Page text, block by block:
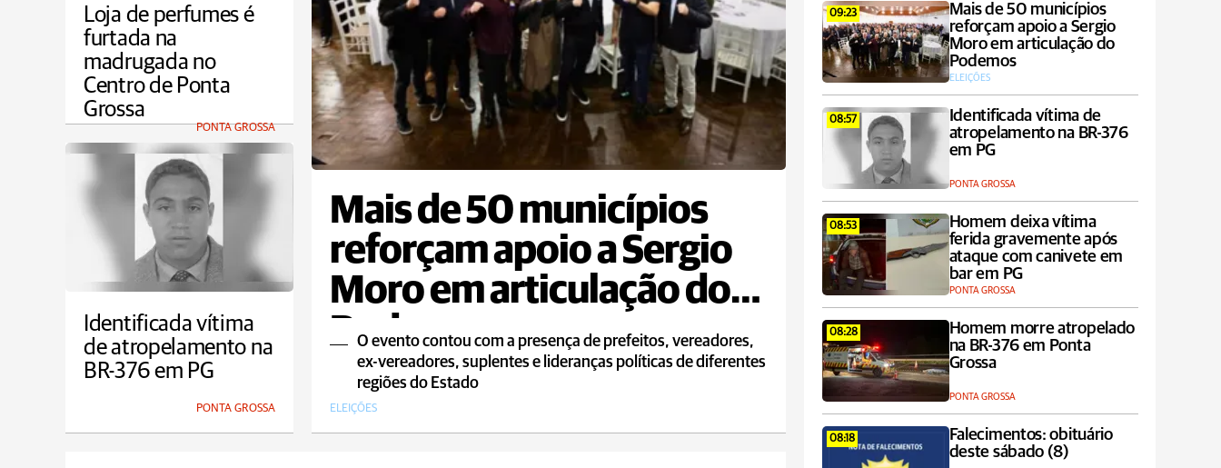
Loja de perfumes é
furtada na
madrugada no
Centro de Ponta
Grossa
PONTA GROSSA
Mais de 50 municípios
reforçam apoio a Sergio
Moro em articulação do
Podemos
O evento contou com a presença de prefeitos, vereadores,
ex-vereadores, suplentes e lideranças políticas de diferentes
regiões do Estado
ELEIÇÕES
09:23
Mais de 50 municípios
reforçam apoio a Sergio
Moro em articulação do
Podemos
ELEIÇÕES
08:57
Identificada vítima de
atropelamento na BR-376
em PG
PONTA GROSSA
08:53
Homem deixa vítima
ferida gravemente após
ataque com canivete em
bar em PG
PONTA GROSSA
08:28
Homem morre atropelado
na BR-376 em Ponta
Grossa
PONTA GROSSA
08:18
Falecimentos: obituário
deste sábado (8)
Identificada vítima
de atropelamento na
BR-376 em PG
PONTA GROSSA